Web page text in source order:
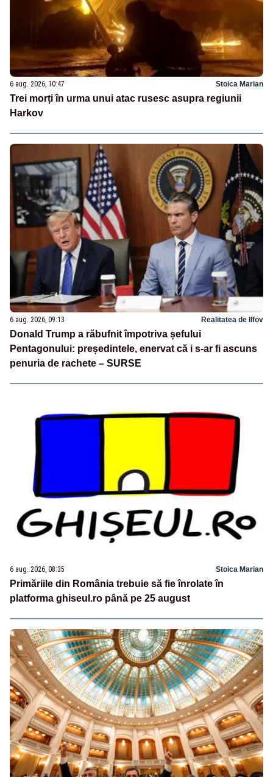
6 aug. 2026, 10:47 Stoica Marian
Trei morți în urma unui atac rusesc asupra regiunii
Harkov
6 aug. 2026, 09:13 Realitatea de Ilfov
Donald Trump a răbufnit împotriva șefului
Pentagonului: președintele, enervat că i s-ar fi ascuns
penuria de rachete – SURSE
6 aug. 2026, 08:35 Stoica Marian
Primăriile din România trebuie să fie înrolate în
platforma ghiseul.ro până pe 25 august